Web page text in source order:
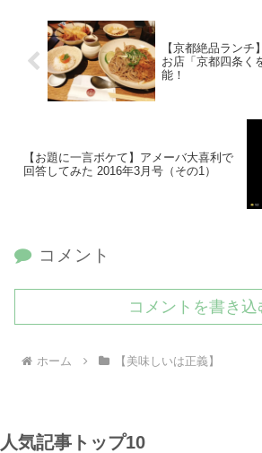
【京都絶品ラン
お店「京都四条く
能！
【お題に一言ボケて】アメーバ大喜利で
回答してみた 2016年3月号（その1）
コメント
コメントを書き込
ホーム 【美味しいは正義】
人気記事トップ10